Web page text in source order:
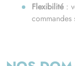
Flexibilité:
commandes